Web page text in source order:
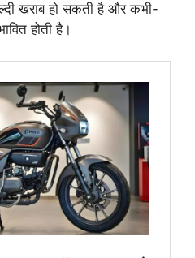
खराब हो सकती है और कभी-
होती है।